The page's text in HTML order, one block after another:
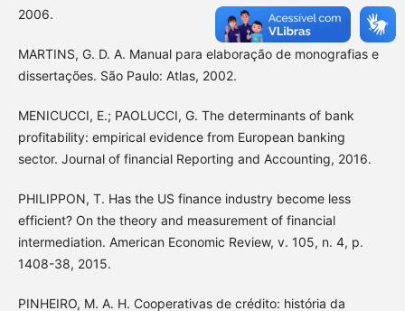
2006.
MARTINS, G. D. A. Manual para elaboração de monografias e
dissertações. São Paulo: Atlas, 2002.
MENICUCCI, E.; PAOLUCCI, G. The determinants of bank
profitability: empirical evidence from European banking
sector. Journal of financial Reporting and Accounting, 2016.
PHILIPPON, T. Has the US finance industry become less
efficient? On the theory and measurement of financial
intermediation. American Economic Review, v. 105, n. 4, p.
1408-38, 2015.
PINHEIRO, M. A. H. Cooperativas de crédito: história da